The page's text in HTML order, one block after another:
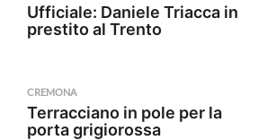
Ufficiale: Daniele Triacca in
prestito al Trento
CREMONA
Terracciano in pole per la
porta grigiorossa